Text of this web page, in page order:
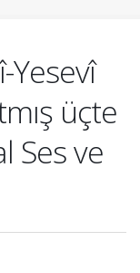
Yesevî
üçte
Ses ve